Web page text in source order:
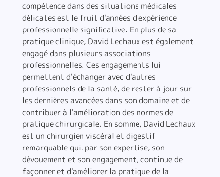
compétence dans des situations médicales
délicates est le fruit d'années d'expérience
professionnelle significative. En plus de sa
pratique clinique, David Lechaux est également
engagé dans plusieurs associations
professionnelles. Ces engagements lui
permettent d'échanger avec d'autres
professionnels de la santé, de rester à jour sur
les dernières avancées dans son domaine et de
contribuer à l'amélioration des normes de
pratique chirurgicale. En somme, David Lechaux
est un chirurgien viscéral et digestif
remarquable qui, par son expertise, son
dévouement et son engagement, continue de
façonner et d'améliorer la pratique de la